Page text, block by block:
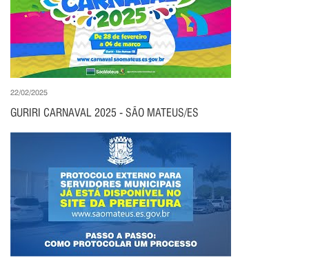
22/02/2025
GURIRI CARNAVAL 2025 - SÃO MATEUS/ES